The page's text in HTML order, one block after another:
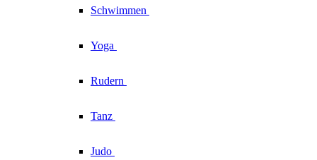
Schwimmen
Yoga
Rudern
Tanz
Judo